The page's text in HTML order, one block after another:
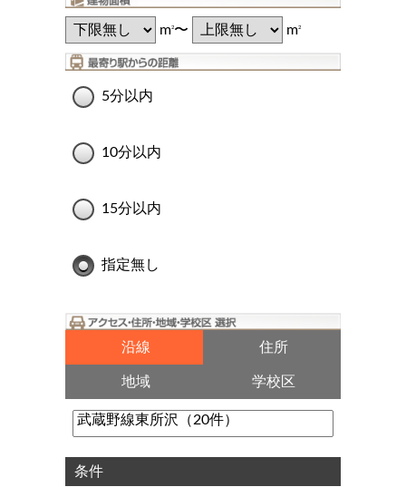
m2〜 m2
5分以内
10分以内
15分以内
指定無し
沿線 住所
地域 学校区
条件